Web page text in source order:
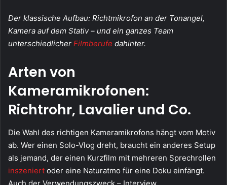
Der klassische Aufbau: Richtmikrofon an der Tonangel,
Kamera auf dem Stativ – und ein ganzes Team
unterschiedlicher Filmberufe dahinter.
Arten von
Kameramikrofonen:
Richtrohr, Lavalier und Co.
Die Wahl des richtigen Kameramikrofons hängt vom Motiv
ab. Wer einen Solo-Vlog dreht, braucht ein anderes Setup
als jemand, der einen Kurzfilm mit mehreren Sprechrollen
inszeniert oder eine Naturatmo für eine Doku einfängt.